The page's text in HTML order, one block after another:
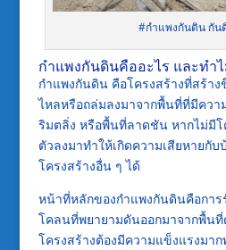
#กำแพงกันดิน กัน
กำแพงกันดินคืออะไร และทำ
กำแพงกันดิน คือโครงสร้างที่สร้าง
ไหลหรือถล่มลงมาจากพื้นที่ที่มีควา
ริมตลิ่ง หรือพื้นที่ลาดชัน หากไม่มี
ตัวลงมาทำให้เกิดความเสียหายกั
โครงสร้างอื่น ๆ ได้
หน้าที่หลักของกำแพงกันดินคือกา
โคลนที่พยายามดันออกมาจากพื้น
โครงสร้างต้องมีความแข็งแรงมา